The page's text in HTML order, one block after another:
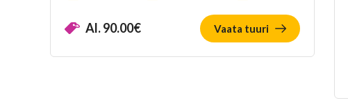
Al.90.00€ Vaata tuuri